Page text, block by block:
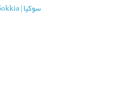
سوکیا | Sokkia